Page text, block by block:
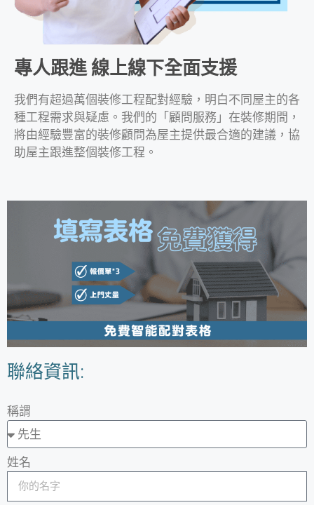
專人跟進 線上線下全面支援
我們有超過萬個裝修工程配對經驗，明白不同屋主的各
種工程需求與疑慮。我們的「顧問服務」在裝修期間，
將由經驗豐富的裝修顧問為屋主提供最合適的建議，協
助屋主跟進整個裝修工程。
聯絡資訊:
稱謂
姓名